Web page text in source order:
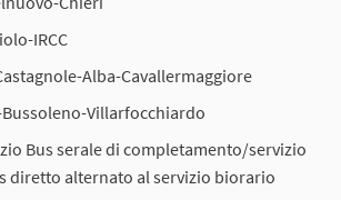
IRCC
Alba-Cavallermaggiore
Bussoleno-Villarfocchiardo
Bus serale di completamento/servizio
diretto alternato al servizio biorario